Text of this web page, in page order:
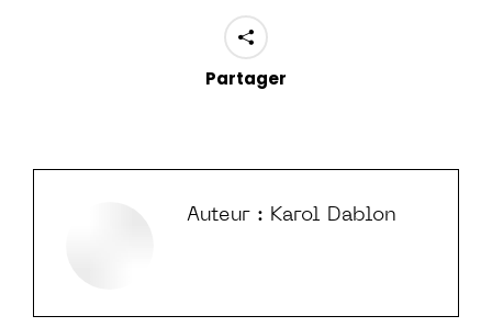
Partager
Auteur : Karol Dablon